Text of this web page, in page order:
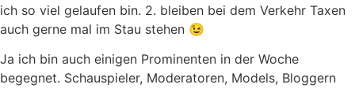
ich so viel gelaufen bin. 2. bleiben bei dem Verkehr Taxen
auch gerne mal im Stau stehen 😉
Ja ich bin auch einigen Prominenten in der Woche
begegnet. Schauspieler, Moderatoren, Models, Bloggern